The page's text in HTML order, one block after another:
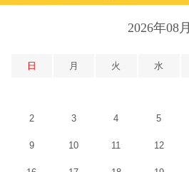
2026年08月
日 月 火 水
2 3 4 5
9 10 11 12